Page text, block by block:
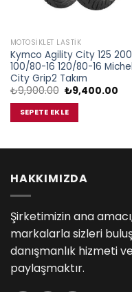
MOTOSIKLET LASTIK
Kymco Agility City 125 200
100/80-16 120/80-16
City Grip2 Takım
₺9,900.00 Orijinal
fiyat:
₺9,900.00.
₺9,400.00Şu
SEPETE EKLE
HAKKIMIZDA
Şirketimizin ana
markalarla sizleri
danışmanlık hizmeti
paylaşmaktır.